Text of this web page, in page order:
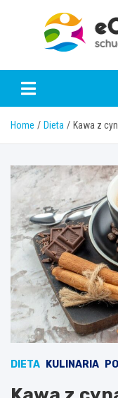
Home Dieta Kawa z
DIETA KULINARIA